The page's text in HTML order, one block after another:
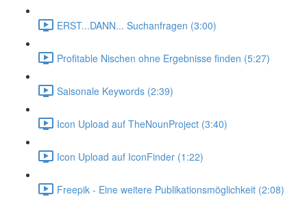
ERST...DANN... Suchanfragen (3:00)
Profitable Nischen ohne Ergebnisse finden (5:27)
Saisonale Keywords (2:39)
Icon Upload auf TheNounProject (3:40)
Icon Upload auf IconFinder (1:22)
Freepik - Eine weitere Publikationsmöglichkeit (2:08)